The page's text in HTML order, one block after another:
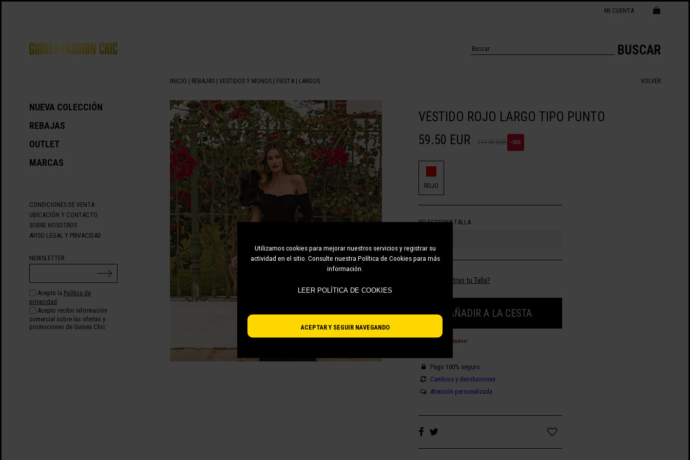
Utilizamos cookies para mejorar nuestros servicios y registrar su
actividad en el sitio. Consulte nuestra Política de Cookies para más
información.
ACEPTAR Y SEGUIR NAVEGANDO
MI CUENTA
BUSCAR
INICIO | REBAJAS| VESTIDOS Y MONOS| FIESTA| LARGOS VOLVER
NUEVA COLECCIÓN
REBAJAS
OUTLET
MARCAS
CONDICIONES DE VENTA
UBICACIÓN Y CONTACTO
SOBRE NOSOTROS
AVISO LEGAL Y PRIVACIDAD
NEWSLETTER
Acepto la Política de
privacidad
Acepto recibir información
comercial sobre las ofertas y
promociones de Guinea Chic
VESTIDO ROJO LARGO TIPO PUNTO
59.50 EUR
119.00 EUR -50%
ROJO
SELECCIONA TALLA
¿No encuentras tu Talla?
AÑADIR A LA CESTA
¡Últimas unidades!
Pago 100% seguro
Cambios y devoluciones
Atención personalizada
LEER POLÍTICA DE COOKIES